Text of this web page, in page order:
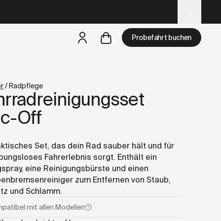
Probefahrt buchen
abereine Probefahrt ist in deiner Nähe verfügbar
Off
Set, das dein Rad sauber hält und für
Fahrerlebnis sorgt. Enthält ein
eine Reinigungsbürste und einen
zum Entfernen von Staub,
und Schlamm.
mitallen Modellen
/Radpflege